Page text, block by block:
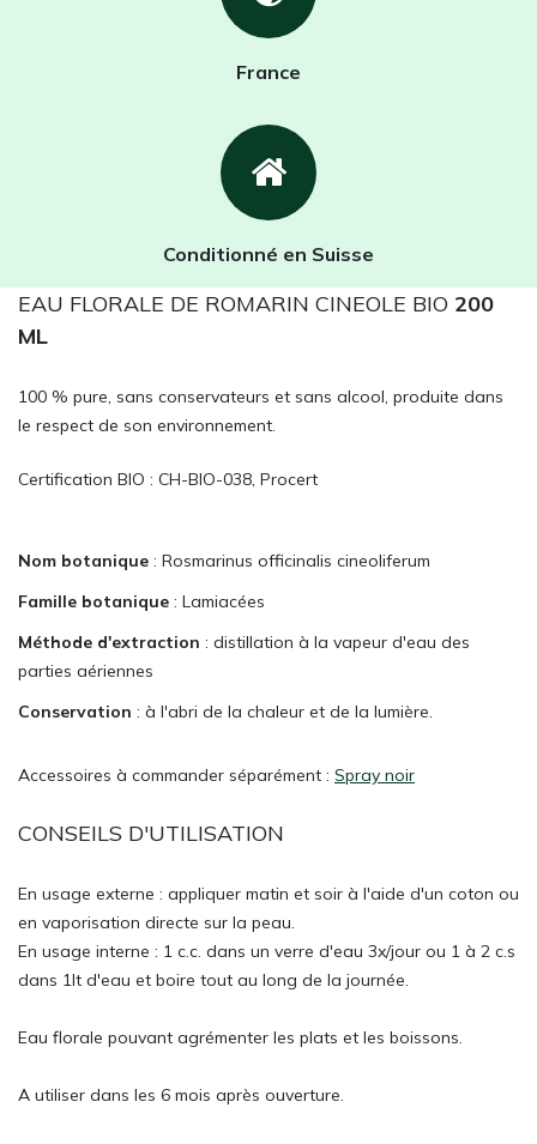
France
Conditionné en Suisse
EAU FLORALE DE ROMARIN CINEOLE BIO 200
ML
100 % pure, sans conservateurs et sans alcool, produite dans
le respect de son environnement.
Certification BIO : CH-BIO-038, Procert
Nom botanique : Rosmarinus officinalis cineoliferum
Famille botanique : Lamiacées
Méthode d'extraction : distillation à la vapeur d'eau des
parties aériennes
Conservation : à l'abri de la chaleur et de la lumière.
Accessoires à commander séparément : Spray noir
CONSEILS D'UTILISATION
En usage externe : appliquer matin et soir à l'aide d'un coton ou
en vaporisation directe sur la peau.
En usage interne : 1 c.c. dans un verre d'eau 3x/jour ou 1 à 2 c.s
dans 1lt d'eau et boire tout au long de la journée.
Eau florale pouvant agrémenter les plats et les boissons.
A utiliser dans les 6 mois après ouverture.